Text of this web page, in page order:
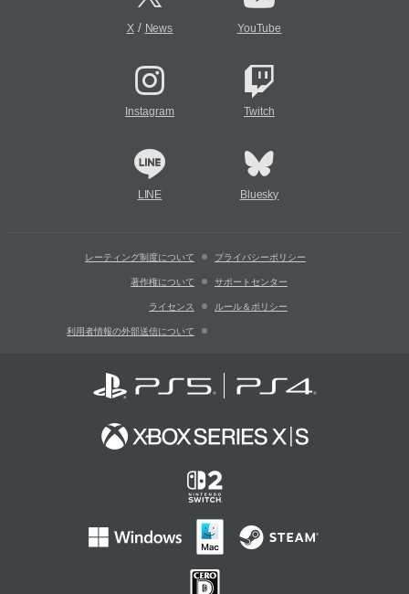
X/ News YouTube
Instagram Twitch
LINE Bluesky
レーティング制度について プライバシーポリシー
著作権について サポートセンター
ライセンス ルール＆ポリシー
利用者情報の外部送信について